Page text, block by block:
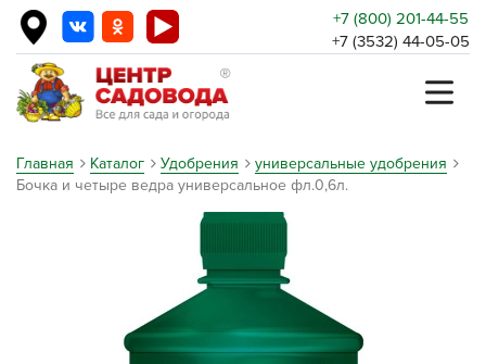
+7 (800) 201-44-55
+7 (3532) 44-05-05
Главная Каталог Удобрения
универсальные удобрения
Бочка и четыре ведра универсальное фл.0,6л.